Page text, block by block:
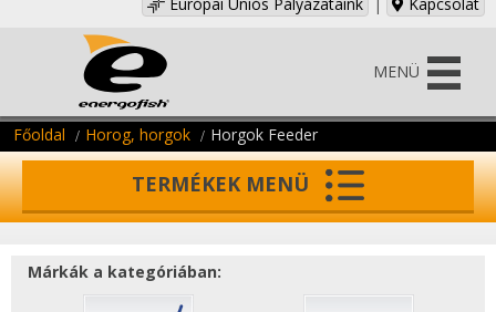
MENÜ
Főoldal Horog, horgok Horgok Feeder
TERMÉKEK MENÜ
Márkák a kategóriában: